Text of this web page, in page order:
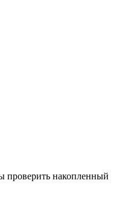
проверить накопленный